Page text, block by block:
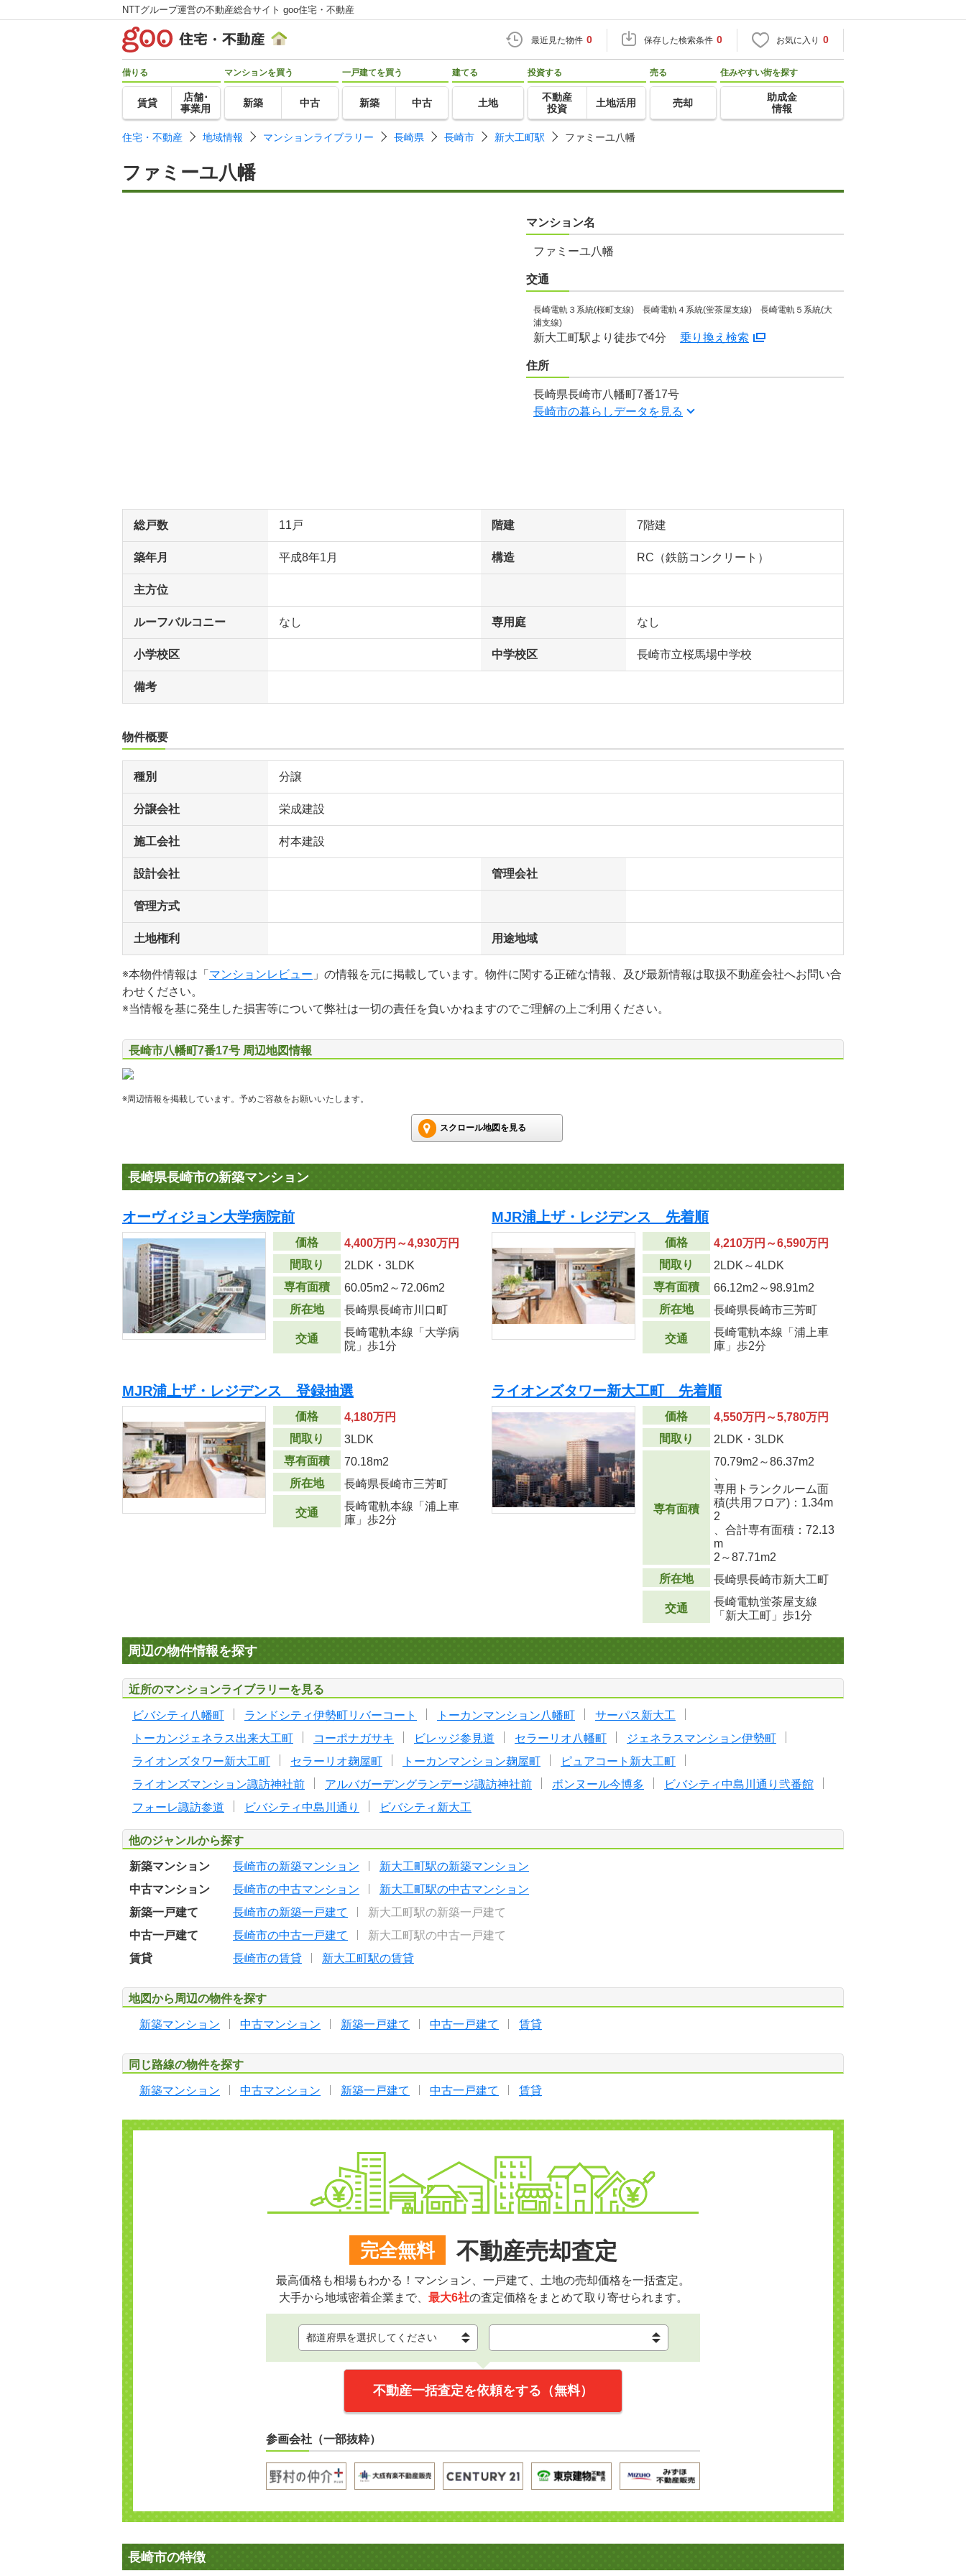
NTTグループ運営の不動産総合サイト goo住宅・不動産
最近見た物件 0 保存した検索条件 0 お気に入り 0
借りる
賃貸
店舗･
事業用
マンションを買う
新築 中古
一戸建てを買う
新築 中古
建てる
土地
投資する
不動産
投資
土地活用
売る
売却
住みやすい街を探す
助成金
情報
住宅・不動産 地域情報 マンションライブラリー 長崎県 長崎市 新大工町駅 ファミーユ八幡
ファミーユ八幡
マンション名
ファミーユ八幡
交通
長崎電軌３系統(桜町支線) 長崎電軌４系統(蛍茶屋支線) 長崎電軌５系統(大
浦支線)
新大工町駅より徒歩で4分 乗り換え検索
住所
長崎県長崎市八幡町7番17号
長崎市の暮らしデータを見る
総戸数 11戸 階建 7階建
築年月 平成8年1月 構造 RC（鉄筋コンクリート）
主方位
ルーフバルコニー なし 専用庭 なし
小学校区 中学校区 長崎市立桜馬場中学校
備考
物件概要
種別 分譲
分譲会社 栄成建設
施工会社 村本建設
設計会社 管理会社
管理方式
土地権利 用途地域
※本物件情報は「 マンションレビュー 」の情報を元に掲載しています。物件に関する正確な情報、及び最新情報は取扱不動産会社へお問い合
わせください。
※当情報を基に発生した損害等について弊社は一切の責任を負いかねますのでご理解の上ご利用ください。
長崎市八幡町7番17号 周辺地図情報
※周辺情報を掲載しています。予めご容赦をお願いいたします。
スクロール地図を見る
長崎県長崎市の新築マンション
オーヴィジョン大学病院前
価格
4,400万円～4,930万円
間取り
2LDK・3LDK
専有面積
60.05m2 ～72.06m2
所在地
長崎県長崎市川口町
交通
長崎電軌本線「大学病
院」歩1分
MJR浦上ザ・レジデンス 先着順
価格
4,210万円～6,590万円
間取り
2LDK～4LDK
専有面積
66.12m2 ～98.91m2
所在地
長崎県長崎市三芳町
交通
長崎電軌本線「浦上車
庫」歩2分
MJR浦上ザ・レジデンス 登録抽選
価格
4,180万円
間取り
3LDK
専有面積
70.18m2
所在地
長崎県長崎市三芳町
交通
長崎電軌本線「浦上車
庫」歩2分
ライオンズタワー新大工町 先着順
価格
4,550万円～5,780万円
間取り
2LDK・3LDK
専有面積
70.79m2 ～86.37m2
専用トランクルーム面
積(共用フロア)：1.34m
2
、合計専有面積：72.13
m
2 ～87.71m2
所在地
長崎県長崎市新大工町
交通
長崎電軌蛍茶屋支線
「新大工町」歩1分
周辺の物件情報を探す
近所のマンションライブラリーを見る
ビバシティ八幡町 ランドシティ伊勢町リバーコート トーカンマンション八幡町
サーパス新大工
トーカンジェネラス出来大工町
コーポナガサキ ビレッジ参見道 セラーリオ八幡町
ジェネラスマンション伊勢町
ライオンズタワー新大工町
セラーリオ麹屋町 トーカンマンション麹屋町
ピュアコート新大工町
ライオンズマンション諏訪神社前
アルバガーデングランデージ諏訪神社前 ボンヌール今博多
ビバシティ中島川通り弐番館
フォーレ諏訪参道
ビバシティ中島川通り ビバシティ新大工
他のジャンルから探す
新築マンション 長崎市の新築マンション
新大工町駅の新築マンション
中古マンション
長崎市の中古マンション
新大工町駅の中古マンション
新築一戸建て
長崎市の新築一戸建て
新大工町駅の新築一戸建て
中古一戸建て
長崎市の中古一戸建て
新大工町駅の中古一戸建て
賃貸
長崎市の賃貸 新大工町駅の賃貸
地図から周辺の物件を探す
新築マンション 中古マンション 新築一戸建て 中古一戸建て 賃貸
同じ路線の物件を探す
新築マンション 中古マンション 新築一戸建て 中古一戸建て 賃貸
完全無料 不動産売却査定
最高価格も相場もわかる！マンション、一戸建て、土地の売却価格を一括査定。
大手から地域密着企業まで、 最大6社の査定価格をまとめて取り寄せられます。
不動産一括査定を依頼をする（無料）
参画会社（一部抜粋）
長崎市の特徴